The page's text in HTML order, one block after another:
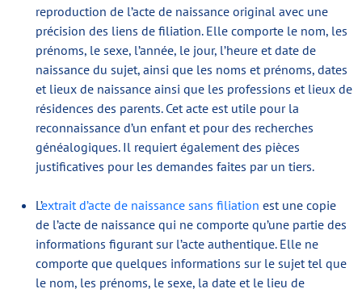
reproduction de l’acte de naissance original avec une
précision des liens de filiation. Elle comporte le nom, les
prénoms, le sexe, l’année, le jour, l’heure et date de
naissance du sujet, ainsi que les noms et prénoms, dates
et lieux de naissance ainsi que les professions et lieux de
résidences des parents. Cet acte est utile pour la
reconnaissance d’un enfant et pour des recherches
généalogiques. Il requiert également des pièces
justificatives pour les demandes faites par un tiers.
L’extrait d’acte de naissance sans filiation est une copie
de l’acte de naissance qui ne comporte qu’une partie des
informations figurant sur l’acte authentique. Elle ne
comporte que quelques informations sur le sujet tel que
le nom, les prénoms, le sexe, la date et le lieu de